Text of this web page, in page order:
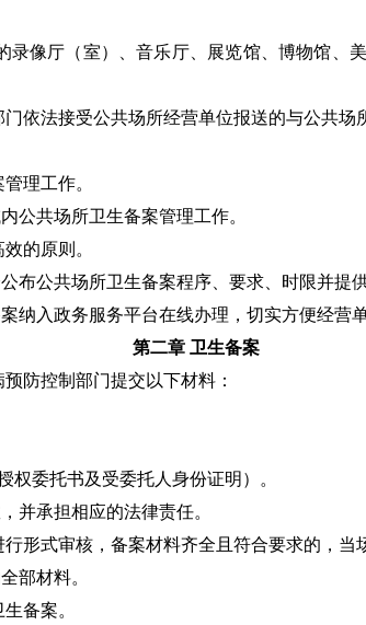
像厅（室）、音乐厅、展览馆、博物馆、
依法接受公共场所经营单位报送的与公共
理工作。
公共场所卫生备案管理工作。
的原则。
布公共场所卫生备案程序、要求、时限并提
纳入政务服务平台在线办理，切实方便经营单
第二章 卫生备案
防控制部门提交以下材料：
委托书及受委托人身份证明）。
并承担相应的法律责任。
形式审核，备案材料齐全且符合要求的，当
部材料。
备案。